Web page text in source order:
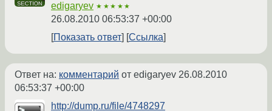
edigaryev ★★★★★
26.08.2010 06:53:37 +00:00
Показать ответ
Ссылка
Ответ на: комментарий от edigaryev 26.08.2010
06:53:37 +00:00
http://dump.ru/file/4748297